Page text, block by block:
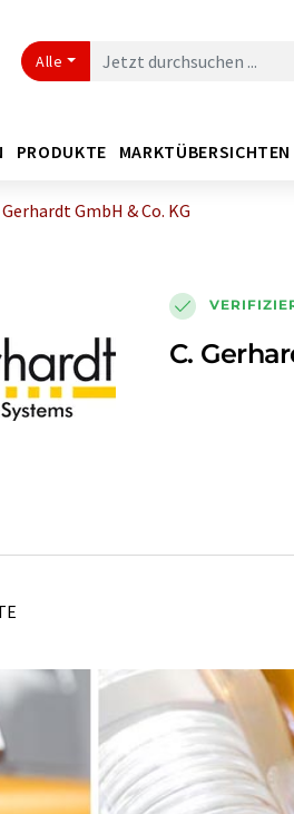
Alle
PRODUKTE MARKTÜBERSICHTEN
Gerhardt GmbH & Co. KG
C.